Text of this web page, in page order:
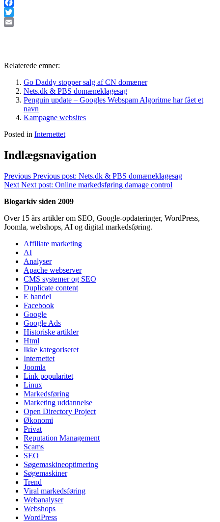
Facebook
Twitter
Relaterede emner:
Go Daddy stopper salg af CN domæner
Nets.dk & PBS domæneklagesag
Penguin update – Googles Webspam Algoritme har fået et
navn
Kampagne websites
Posted in Internettet
Indlægsnavigation
Previous Previous post: Nets.dk & PBS domæneklagesag
Next Next post: Online markedsføring damage control
Blogarkiv siden 2009
Over 15 års artikler om SEO, Google-opdateringer, WordPress,
Joomla, webshops, AI og digital markedsføring.
Affiliate marketing
AI
Analyser
Apache webserver
CMS systemer og SEO
Duplicate content
E handel
Facebook
Google
Google Ads
Historiske artikler
Html
Ikke kategoriseret
Internettet
Joomla
Link popularitet
Linux
Markedsføring
Marketing uddannelse
Open Directory Project
Økonomi
Privat
Reputation Management
Scams
SEO
Søgemaskineoptimering
Søgemaskiner
Trend
Viral markedsføring
Webanalyser
Webshops
WordPress